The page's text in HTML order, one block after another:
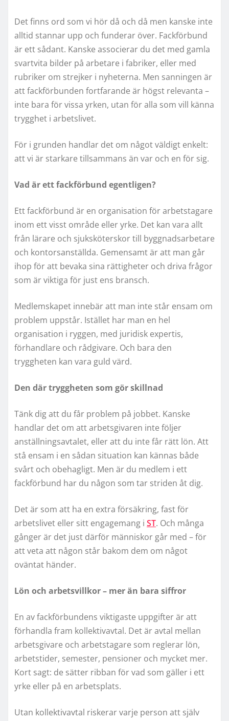
Det finns ord som vi hör då och då men kanske inte
alltid stannar upp och funderar över. Fackförbund
är ett sådant. Kanske associerar du det med gamla
svartvita bilder på arbetare i fabriker, eller med
rubriker om strejker i nyheterna. Men sanningen är
att fackförbunden fortfarande är högst relevanta –
inte bara för vissa yrken, utan för alla som vill känna
trygghet i arbetslivet.
För i grunden handlar det om något väldigt enkelt:
att vi är starkare tillsammans än var och en för sig.
Vad är ett fackförbund egentligen?
Ett fackförbund är en organisation för arbetstagare
inom ett visst område eller yrke. Det kan vara allt
från lärare och sjuksköterskor till byggnadsarbetare
och kontorsanställda. Gemensamt är att man går
ihop för att bevaka sina rättigheter och driva frågor
som är viktiga för just ens bransch.
Medlemskapet innebär att man inte står ensam om
problem uppstår. Istället har man en hel
organisation i ryggen, med juridisk expertis,
förhandlare och rådgivare. Och bara den
tryggheten kan vara guld värd.
Den där tryggheten som gör skillnad
Tänk dig att du får problem på jobbet. Kanske
handlar det om att arbetsgivaren inte följer
anställningsavtalet, eller att du inte får rätt lön. Att
stå ensam i en sådan situation kan kännas både
svårt och obehagligt. Men är du medlem i ett
fackförbund har du någon som tar striden åt dig.
Det är som att ha en extra försäkring, fast för
arbetslivet eller sitt engagemang i ST. Och många
gånger är det just därför människor går med – för
att veta att någon står bakom dem om något
oväntat händer.
Lön och arbetsvillkor – mer än bara siffror
En av fackförbundens viktigaste uppgifter är att
förhandla fram kollektivavtal. Det är avtal mellan
arbetsgivare och arbetstagare som reglerar lön,
arbetstider, semester, pensioner och mycket mer.
Kort sagt: de sätter ribban för vad som gäller i ett
yrke eller på en arbetsplats.
Utan kollektivavtal riskerar varje person att själv